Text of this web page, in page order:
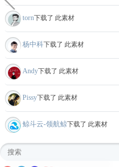
torn下载了 此素材
杨中科下载了 此素材
Andy下载了 此素材
Pissy下载了 此素材
鲸斗云-领航鲸下载了 此素材